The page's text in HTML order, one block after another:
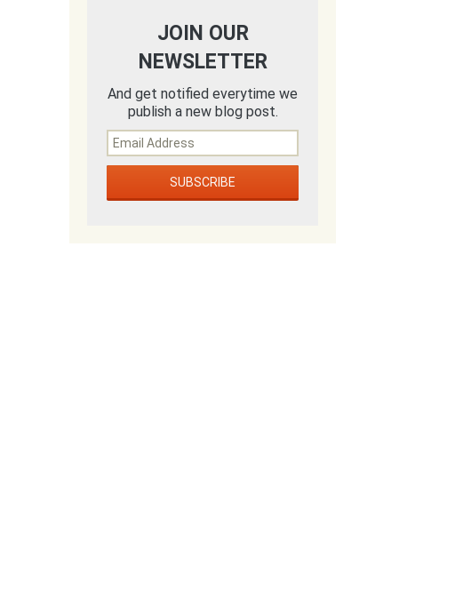
JOIN OUR
NEWSLETTER
And get notified everytime we
publish a new blog post.